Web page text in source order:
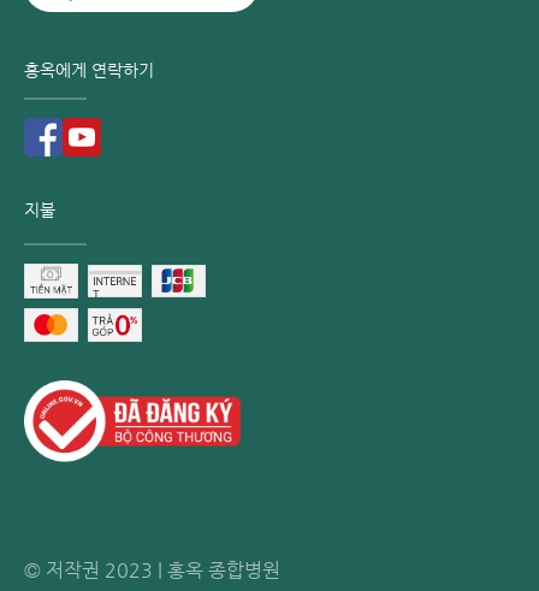
홍옥에게 연락하기
지불
© 저작권 2023 | 홍옥 종합병원